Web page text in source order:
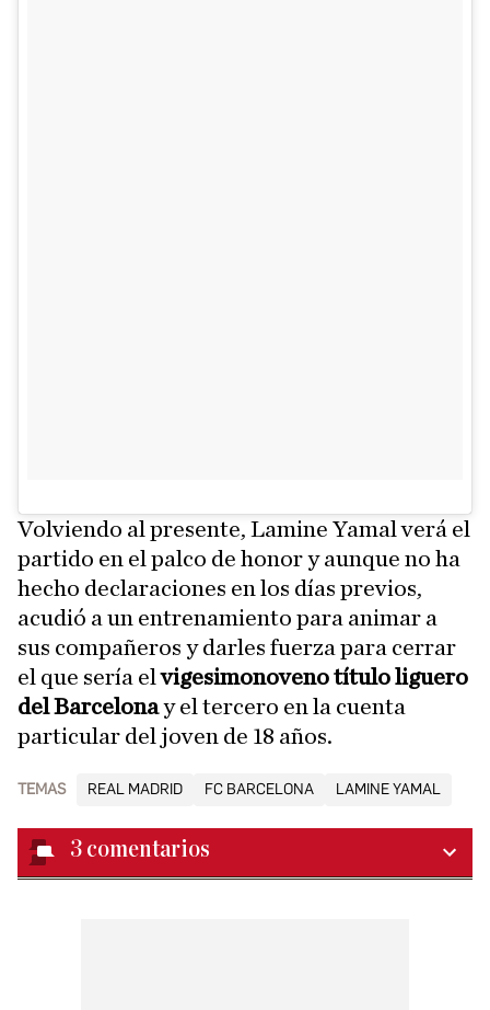
Volviendo al presente, Lamine Yamal verá el
partido en el palco de honor y aunque no ha
hecho declaraciones en los días previos,
acudió a un entrenamiento para animar a
sus compañeros y darles fuerza para cerrar
el que sería elvigesimonoveno título liguero
del Barcelonay el tercero en la cuenta
particular del joven de 18 años.
TEMAS REAL MADRID FC BARCELONA LAMINE YAMAL
3 comentarios